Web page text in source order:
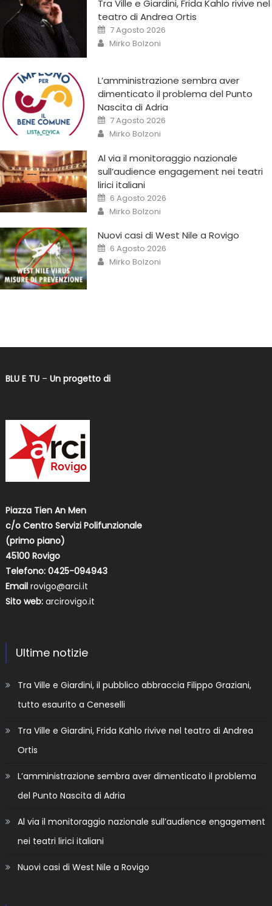
Tra Ville e Giardini, Frida Kahlo rivive nel
teatro di Andrea Ortis
7 Agosto 2026
Mirko Bolzoni
L’amministrazione sembra aver
dimenticato il problema del Punto
Nascita di Adria
7 Agosto 2026
Mirko Bolzoni
Al via il monitoraggio nazionale
sull’audience engagement nei teatri
lirici italiani
6 Agosto 2026
Mirko Bolzoni
Nuovi casi di West Nile a Rovigo
6 Agosto 2026
Mirko Bolzoni
BLU E TU– Un progetto di
Piazza Tien An Men
c/o Centro Servizi Polifunzionale
(primo piano)
45100 Rovigo
Telefono: 0425-094943
Email rovigo@arci.it
Sito web: arcirovigo.it
Ultime notizie
Tra Ville e Giardini, il pubblico abbraccia Filippo Graziani,
tutto esaurito a Ceneselli
Tra Ville e Giardini, Frida Kahlo rivive nel teatro di Andrea
Ortis
L’amministrazione sembra aver dimenticato il problema
del Punto Nascita di Adria
Al via il monitoraggio nazionale sull’audience engagement
nei teatri lirici italiani
Nuovi casi di West Nile a Rovigo